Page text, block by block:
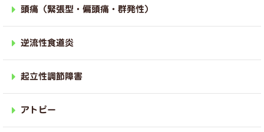
頭痛（緊張型・偏頭痛・群発性）
逆流性食道炎
起立性調節障害
アトピー